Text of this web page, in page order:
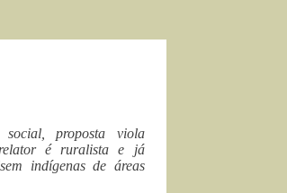
social, proposta viola
relator é ruralista e já
indígenas de áreas